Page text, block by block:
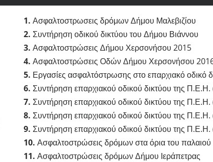
1. Ασφαλτοστρωσεις δρόμων Δήμου Μαλεβιζίου
2. Συντήρηση οδικού δικτύου του Δήμου Βιάννου
3. Ασφαλτοστρώσεις Δήμου Χερσονήσου 2015
4. Ασφαλτοστρώσεις Οδών Δήμου Χερσονήσου
5. Εργασίες ασφαλτόστρωσης στο επαρχιακό οδικό
6. Συντήρηση επαρχιακού οδικού δικτύου της
7. Συντήρηση επαρχιακού οδικού δικτύου της
8. Συντήρηση επαρχιακού οδικού δικτύου της
9. Συντήρηση επαρχιακού οδικού δικτύου της
10. Ασφαλτοστρώσεις δρόμων στα όρια του
11. Ασφαλτοστρώσεις δρόμων Δήμου Ιεράπετρας